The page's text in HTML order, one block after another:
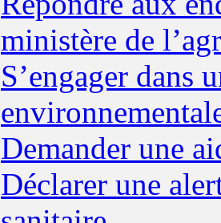
ministère de
S’engager dans
Demander une
Déclarer une